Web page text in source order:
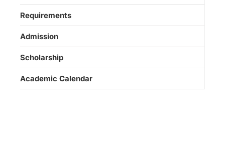
Requirements
Admission
Scholarship
Academic Calendar